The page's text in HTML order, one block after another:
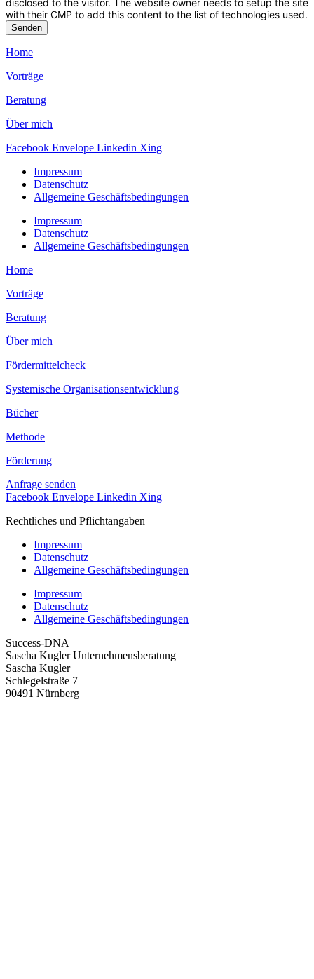
with their CMP to add this content to the list of technologies used.
Senden
Home
Vorträge
Beratung
Über mich
Facebook Envelope Linkedin Xing
Impressum
Datenschutz
Allgemeine Geschäftsbedingungen
Impressum
Datenschutz
Allgemeine Geschäftsbedingungen
Home
Vorträge
Beratung
Über mich
Fördermittelcheck
Systemische Organisations­entwicklung
Bücher
Methode
Förderung
Anfrage senden
Facebook Envelope Linkedin Xing
Rechtliches und Pflichtangaben
Impressum
Datenschutz
Allgemeine Geschäftsbedingungen
Impressum
Datenschutz
Allgemeine Geschäftsbedingungen
Success-DNA
Sascha Kugler Unternehmensberatung
Sascha Kugler
Schlegelstraße 7
90491 Nürnberg